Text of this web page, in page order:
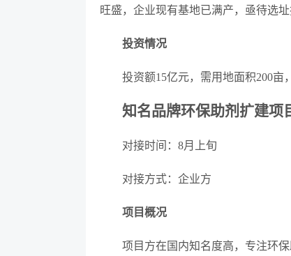
旺盛，企业现有基地已满产，亟待选址
投资情况
投资额15亿元，需用地面积200亩
知名品牌环保助剂扩建项
对接时间： 8月上旬
对接方式：企业方
项目概况
项目方在国内知名度高，专注环保